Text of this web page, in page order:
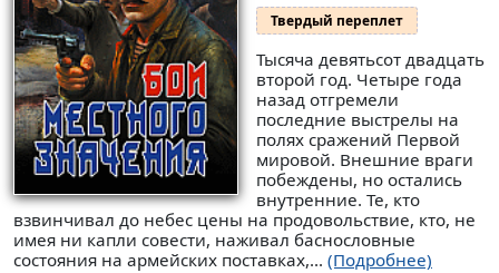
Твердый переплет
Тысяча девятьсот двадцать
второй год. Четыре года
назад отгремели
последние выстрелы на
полях сражений Первой
мировой. Внешние враги
побеждены, но остались
внутренние. Те, кто
взвинчивал до небес цены на продовольствие, кто, не
имея ни капли совести, наживал баснословные
состояния на армейских поставках,... (Подробнее)